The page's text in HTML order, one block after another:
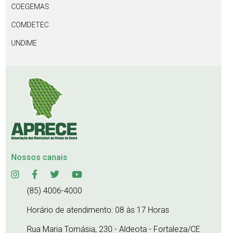
COEGEMAS
COMDETEC
UNDIME
Nossos canais
(85) 4006-4000
Horário de atendimento: 08 às 17 Horas
Rua Maria Tomásia, 230 - Aldeota - Fortaleza/CE